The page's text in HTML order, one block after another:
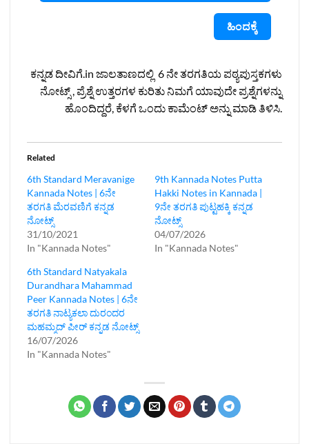
ಹಿಂದಕ್ಕೆ
ಕನ್ನಡ ದೀವಿಗೆ.in ಜಾಲತಾಣದಲ್ಲಿ 6 ನೇ ತರಗತಿಯ ಪಠ್ಯಪುಸ್ತಕಗಳು
ನೋಟ್ಸ್ , ಪ್ರೆಶ್ನೆ ಉತ್ತರಗಳ ಕುರಿತು ನಿಮಗೆ ಯಾವುದೇ ಪ್ರಶ್ನೆಗಳನ್ನು
ಹೊಂದಿದ್ದರೆ, ಕೆಳಗೆ ಒಂದು ಕಾಮೆಂಟ್ ಅನ್ನು ಮಾಡಿ ತಿಳಿಸಿ.
Related
6th Standard Meravanige
Kannada Notes | 6ನೇ
ತರಗತಿ ಮೆರವಣಿಗೆ ಕನ್ನಡ
ನೋಟ್ಸ್
31/10/2021
In "Kannada Notes"
9th Kannada Notes Putta
Hakki Notes in Kannada |
9ನೇ ತರಗತಿ ಪುಟ್ಟಹಕ್ಕಿ ಕನ್ನಡ
ನೋಟ್ಸ್
04/07/2026
In "Kannada Notes"
6th Standard Natyakala
Durandhara Mahammad
Peer Kannada Notes | 6ನೇ
ತರಗತಿ ನಾಟ್ಯಕಲಾ ದುರಂದರ
ಮಹಮ್ಮದ್ ಪೀರ್ ಕನ್ನಡ ನೋಟ್ಸ್
16/07/2026
In "Kannada Notes"